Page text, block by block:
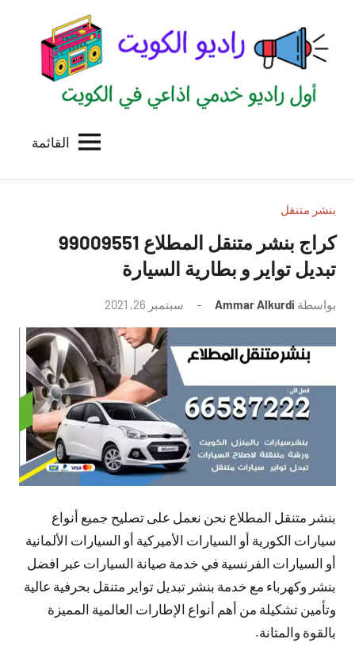
المحتوى
الكويت
للاعلانات
بالكويت
القائمة
بنشر متنقل
تبديل تواير و بطارية السيارة
بواسطة Ammar Alkurdi سبتمبر 26, 2021
توجد
تعليقات
بنشر متنقل المطلاع نحن نعمل على تصليح جميع أنواع
سيارات الكورية أو السيارات الأميركية أو السيارات الألمانية
أو السيارات الفرنسية في خدمة صيانة السيارات عبر افضل
بنشر وكهرباء مع خدمة بنشر تبديل تواير متنقل بحرفية عالية
وتأمين تشكيلة من أهم أنواع الإطارات العالمية المميزة
بالقوة والمتانة.